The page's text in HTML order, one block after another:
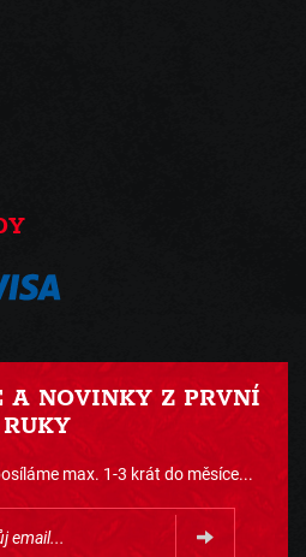
A NOVINKY Z PRVNÍ
RUKY
max. 1-3 krát do měsíce...